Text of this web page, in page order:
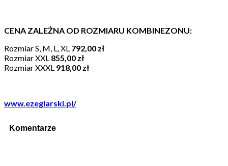
CENA ZALEŻNA OD ROZMIARU KOMBINEZONU:
Rozmiar S, M, L, XL 792,00 zł
Rozmiar XXL 855,00 zł
Rozmiar XXXL 918,00 zł
www.ezeglarski.pl/
Komentarze